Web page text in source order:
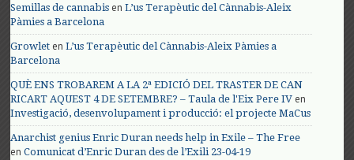
Semillas de cannabis enL’us Terapèutic del Cànnabis-Aleix
Pàmies a Barcelona
Growlet enL’us Terapèutic del Cànnabis-Aleix Pàmies a
Barcelona
QUÈ ENS TROBAREM A LA 2ª EDICIÓ DEL TRASTER DE CAN
RICART AQUEST 4 DE SETEMBRE? – Taula de l'Eix Pere IV en
Investigació, desenvolupament i producció: el projecte MaCus
Anarchist genius Enric Duran needs help in Exile – The Free
enComunicat d’Enric Duran des de l’Exili 23-04-19